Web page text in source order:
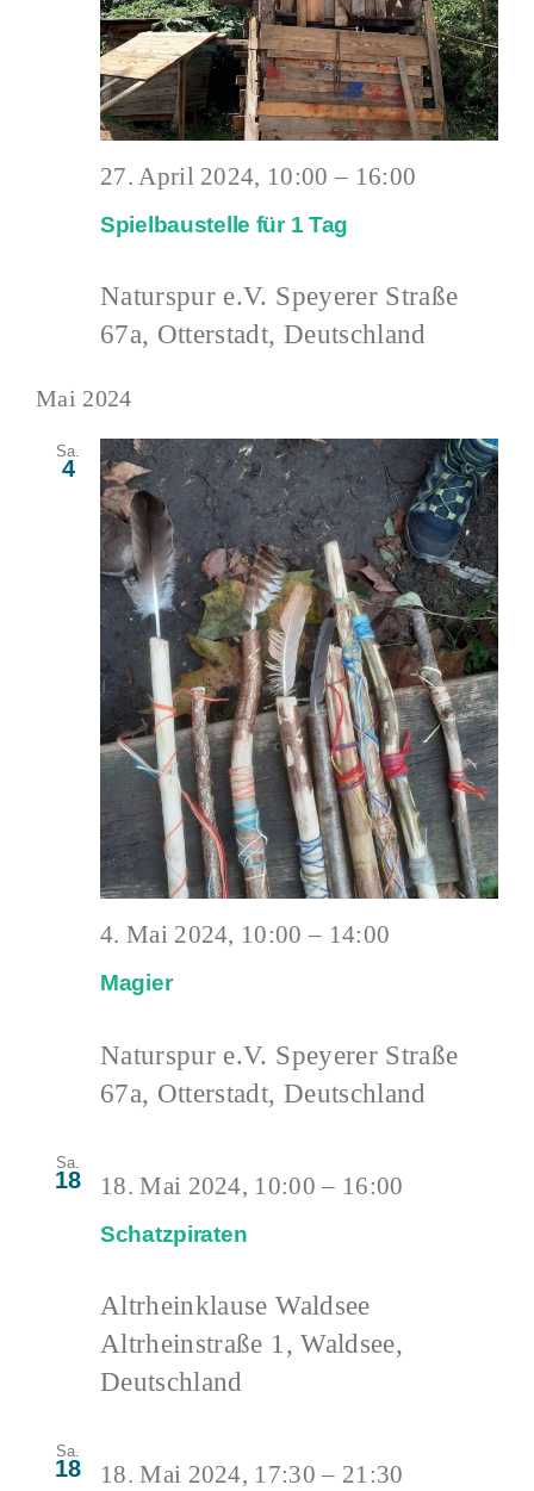
Spielbaustelle für 1 Tag
27. April 2024, 10:00 – 16:00
Naturspur e.V. Speyerer Straße
67a, Otterstadt, Deutschland
Mai 2024
Sa.
4
Magier
4. Mai 2024, 10:00 – 14:00
Naturspur e.V. Speyerer Straße
67a, Otterstadt, Deutschland
Sa.
18
Schatzpiraten
18. Mai 2024, 10:00 – 16:00
Altrheinklause Waldsee
Altrheinstraße 1, Waldsee,
Deutschland
Sa.
18 18. Mai 2024, 17:30 – 21:30